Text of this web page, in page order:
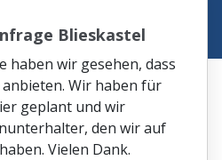
Blieskastel
wir gesehen, dass
Wir haben für
geplant und wir
den wir auf
Vielen Dank.